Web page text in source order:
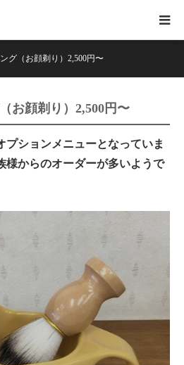
グ（お顔剃り）2,500円〜
お顔剃り）2,500円〜
プションメニューとなっていま
様からのオーダーが多いようで